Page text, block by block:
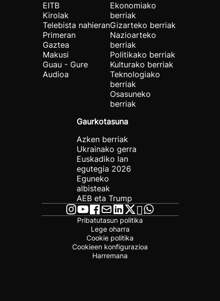
EITB
Kirolak
Telebista nahieran
Primeran
Gaztea
Makusi
Guau - Gure
Audioa
Ekonomiako
berriak
Gizarteko berriak
Nazioarteko
berriak
Politikako berriak
Kulturako berriak
Teknologiako
berriak
Osasuneko
berriak
Gaurkotasuna
Azken berriak
Ukrainako gerra
Euskadiko lan
egutegia 2026
Eguneko
albisteak
AEB eta Trump
Pribatutasun politika
Lege oharra
Cookie politika
Cookieen konfigurazioa
Harremana